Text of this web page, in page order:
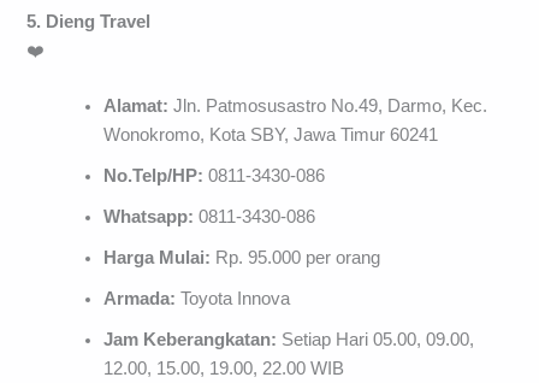
5. Dieng Travel
❤️
Alamat:Jln. Patmosusastro No.49, Darmo, Kec.
Wonokromo, Kota SBY, Jawa Timur 60241
No.Telp/HP:0811-3430-086
Whatsapp:0811-3430-086
Harga Mulai: Rp. 95.000 per orang
Armada:Toyota Innova
Jam Keberangkatan: Setiap Hari 05.00, 09.00,
12.00, 15.00, 19.00, 22.00 WIB